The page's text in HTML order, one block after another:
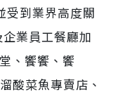
受到業界高度關
業員工餐廳加
、饗饗、饗
酸菜魚專賣店、